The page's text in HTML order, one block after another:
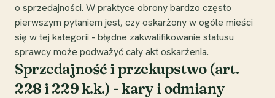
o sprzedajności. W praktyce obrony bardzo często
pierwszym pytaniem jest, czy oskarżony w ogóle mieści
się w tej kategorii - błędne zakwalifikowanie statusu
sprawcy może podważyć cały akt oskarżenia.
Sprzedajność i przekupstwo (art.
228 i 229 k.k.) - kary i odmiany